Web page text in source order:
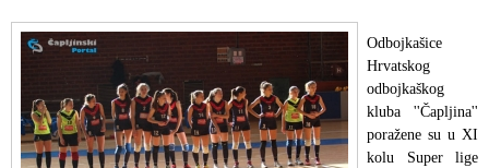
Odbojkašice
Hrvatskog
odbojkaškog
kluba ''Čapljina''
poražene su u XI
kolu Super lige